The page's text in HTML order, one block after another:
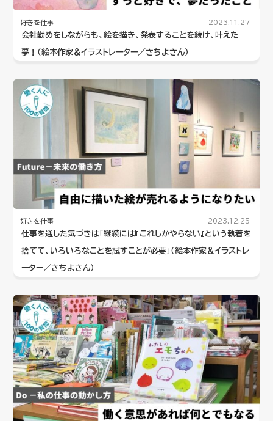
好きを仕事 2023.11.27
会社勤めをしながらも、絵を描き、発表することを続け、叶えた
夢！（絵本作家＆イラストレーター／さちよさん）
好きを仕事 2023.12.25
仕事を通した気づきは「継続には『これしかやらない』という執着を
捨てて、いろいろなことを試すことが必要」（絵本作家＆イラストレ
ーター／さちよさん）